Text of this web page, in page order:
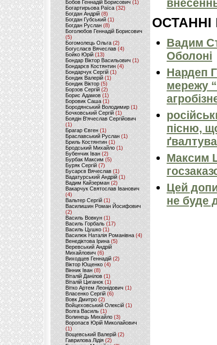
Бобов Геннадій Борисович (1)
Богартирьова Раїса (32)
Богдан Андрій(8)
Богдан Губський (1)
Богдан Руслан(8)
Боголюбов Геннадій Борисович
(5)
Богомолець Ольга (2)
Богуслаєв Вячеслав (4)
Бойко Юрій (13)
Бондар Віктор Васильович (1)
Бондарєв Костянтин (4)
Бондарчук Сергій(1)
Бондик Валерій (1)
Бондик Віктор(5)
Борзов Сергiй (2)
Борис Адамов(1)
Боровик Саша (1)
Бородянський Володимир (1)
Бочковський Сергій (1)
Боядін В'ячеслав Сергійович
(1)
Брагар Євген (1)
Браславський Руслан (1)
Бриль Костянтин (1)
Бродський Михайло (1)
Бубенчик Іван(2)
Бурбак Максим (5)
Буряк Сергій (7)
Бусарєв Вячеслав (1)
Вадатурський Андрій (1)
Вадим Кайзерман (2)
Вакарчук Святослав Іванович
(4)
Вальтер Сергій (1)
Василишин Роман Йосифович
(2)
Василь Вовкун (1)
Василь Горбаль (17)
Василь Цушко (1)
Василюк Наталія Романівна (4)
Венедіктова Ірина(5)
Веревський Андрій
Михайлович (6)
Виходцев Геннадій (2)
Віктор Ющенко (4)
Вінник Іван (8)
Віталій Данілов (1)
Віталій Циганок (1)
Вітко Артем Леонідович(1)
Власенко Сергій (6)
Вовк Дмитро(2)
Войцеховський Олексій(1)
Волга Василь (1)
Волинець Михайло (3)
Воропаєв Юрій Миколайович
(1)
Вощевський Валерій(2)
Гаврилова Лідія (2)
ОСТАННІ
Вадим
Оболоні
Нардеп
мережу
пісню,
Максим
Цей
не буде